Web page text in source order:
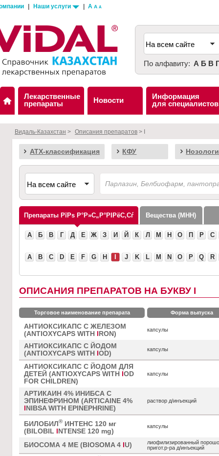
Наши услуги A A A
По алфавиту: А Б В
Лекарственные
препараты
Новости
Информация
для специалистов
Видаль-Казахстан > Описания препаратов > I
АТХ-классификация КФУ
Препараты Вещества (МНН)
А Б В Г Д Е Ж З И Й К Л М Н О П Р С
A B C D E F G H J K L M N O P Q R
ОПИСАНИЯ ПРЕПАРАТОВ НА БУКВУ I
Торговое наименование препарата Форма выпуска
АНТИОКСИКАПС С ЖЕЛЕЗОМ
(ANTIOXYCAPS WITH
RON)
капсулы
АНТИОКСИКАПС С ЙОДОМ
(ANTIOXYCAPS WITH
OD)
капсулы
АНТИОКСИКАПС С ЙОДОМ ДЛЯ
ДЕТЕЙ (ANTIOXYCAPS WITH
OD
FOR CHILDREN)
капсулы
АРТИКАИН 4% ИНИБСА С
ЭПИНЕФРИНОМ (ARTICAINE 4%
NIBSA WITH EPINEPHRINE)
раствор д/инъекций
БИЛОБИЛ® ИНТЕНС 120 мг
(BILOBIL INTENSE 120 mg)
капсулы
БИОСОМА 4 МЕ (BIOSOMA 4 U)
лиофилизированный
пригот.р-ра д/инъекций